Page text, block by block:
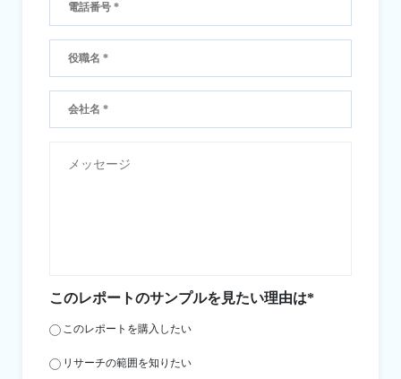
このレポートのサンプルを見たい理由は*
このレポートを購入したい
リサーチの範囲を知りたい